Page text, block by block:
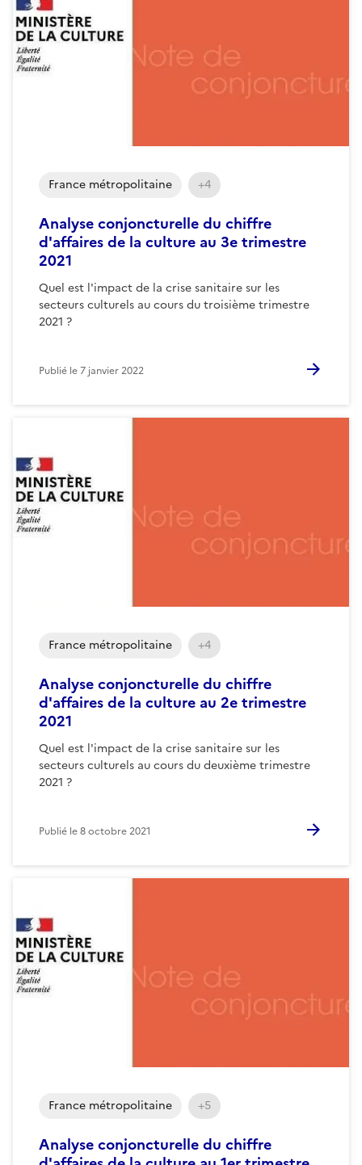
Analyse conjoncturelle du chiffre
d'affaires de la culture au 3e trimestre
2021
Quel est l'impact de la crise sanitaire sur les
secteurs culturels au cours du troisième trimestre
2021 ?
France métropolitaine +4
Publié le7 janvier 2022
Analyse conjoncturelle du chiffre
d'affaires de la culture au 2e trimestre
2021
Quel est l'impact de la crise sanitaire sur les
secteurs culturels au cours du deuxième trimestre
2021 ?
France métropolitaine +4
Publié le8 octobre 2021
Analyse conjoncturelle du chiffre
France métropolitaine +5